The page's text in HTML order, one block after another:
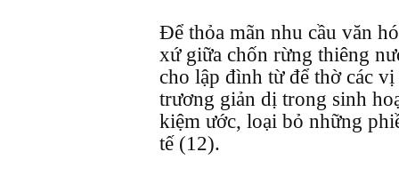
Để thỏa mãn nhu cầu văn
xứ giữa chốn rừng thiêng
cho lập đình từ để thờ các
trương giản dị trong sinh
kiệm ước, loại bỏ những
tế (12).